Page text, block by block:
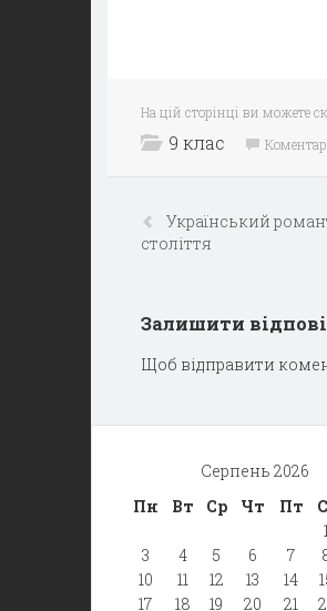
На цій сторінці ви можете
9 клас
Український
століття
Залишити
Щоб відправити
Серпень 2026
Пн
Вт Ср Чт Пт
3
4 5 6 7
10
11 12 13 14
17
18 19 20 21